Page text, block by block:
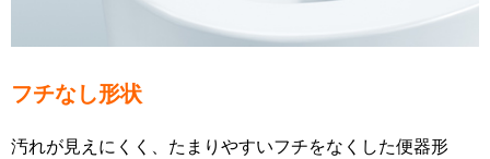
フチなし形状
汚れが見えにくく、たまりやすいフチをなくした便器形